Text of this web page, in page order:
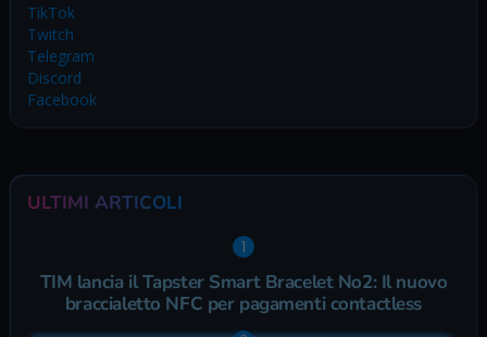
TikTok
Twitch
Telegram
Discord
Facebook
ULTIMI ARTICOLI
TIM lancia il Tapster Smart Bracelet No2: Il nuovo
braccialetto NFC per pagamenti contactless